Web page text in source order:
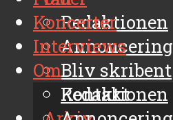
Redaktionen
Annoncering
Bliv skribent
Kontakt
Koncerter
Interviews
Om
Redaktionen